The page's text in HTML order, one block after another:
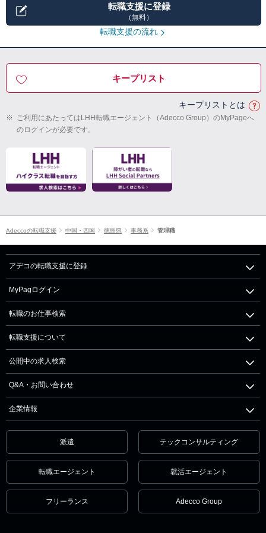
転職支援に登録
（無料）
転職支援の流れ
キープリスト
キープリストとは
※ ご利用にあたってはLHH転職エージェント（Adecco Group）のMyPageへ
のログインが必要です。
Adeccoの転職支援 中国・四国 徳島県 事務系 管理職
アデコの転職支援に登録
MyPagログイン
転職のお仕事検索
転職支援について
公開中の求人検索
Q&A・お問い合わせ
企業情報
派遣 テックコンサルティング
転職エージェント 就活エージェント
フリーランス Adecco Group